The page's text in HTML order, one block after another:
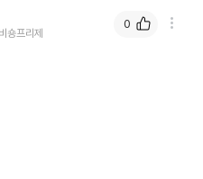
레이트,구리아미노산킬레이트,비
루베리,염화콜린,계피,건조효모(셀
페롤(천연보존제),돼지 심장,연어
리뿌리,돼지 간,사과식초,건조다
기,케일,애호박,코코넛오일,엽산,
비숑프리제
0